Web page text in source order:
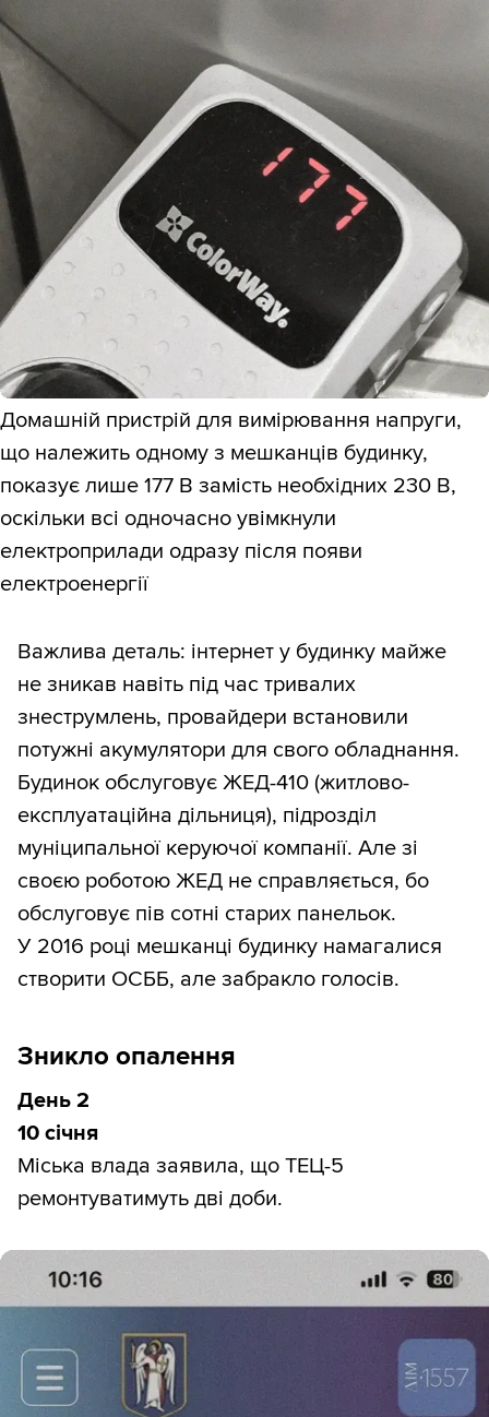
Домашній пристрій для вимірювання напруги,
що належить одному з мешканців будинку,
показує лише 177 В замість необхідних 230 В,
оскільки всі одночасно увімкнули
електроприлади одразу після появи
електроенергії
Важлива деталь: інтернет у будинку майже
не зникав навіть під час тривалих
знеструмлень, провайдери встановили
потужні акумулятори для свого обладнання.
Будинок обслуговує ЖЕД-410 (житлово-
експлуатаційна дільниця), підрозділ
муніципальної керуючої компанії. Але зі
своєю роботою ЖЕД не справляється, бо
обслуговує пів сотні старих панельок.
У 2016 році мешканці будинку намагалися
створити ОСББ, але забракло голосів.
Зникло опалення
День 2
10 січня
Міська влада заявила, що ТЕЦ-5
ремонтуватимуть дві доби.